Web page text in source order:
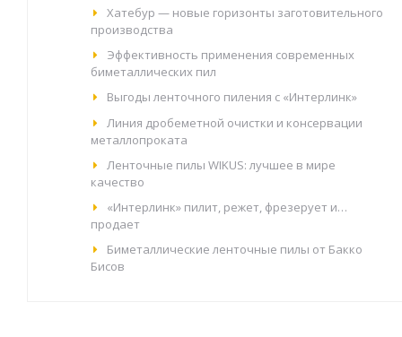
Хатебур — новые горизонты заготовительного
производства
Эффективность применения современных
биметаллических пил
Выгоды ленточного пиления с «Интерлинк»
Линия дробеметной очистки и консервации
металлопроката
Ленточные пилы WIKUS: лучшее в мире
качество
«Интерлинк» пилит, режет, фрезерует и…
продает
Биметаллические ленточные пилы от Бакко
Бисов